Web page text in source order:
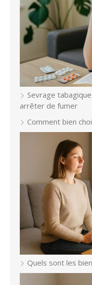
Sevrage
arrêter de fumer
Comment bien
Quels sont les